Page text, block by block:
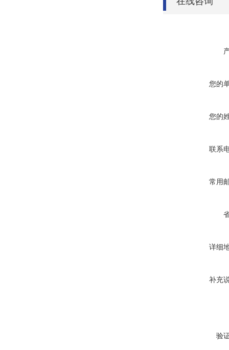
您的
您的
联系
常用
详细
补充
验